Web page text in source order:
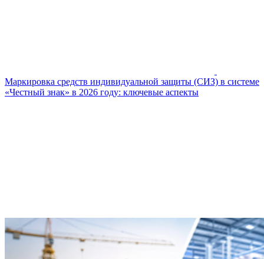
Маркировка средств индивидуальной защиты (СИЗ) в системе
«Честный знак» в 2026 году: ключевые аспекты